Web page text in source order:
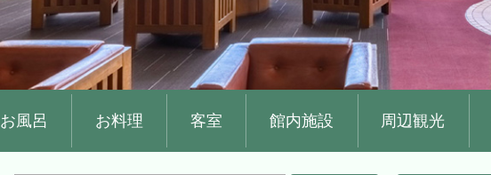
お風呂 お料理 客室 館内施設 周辺観光